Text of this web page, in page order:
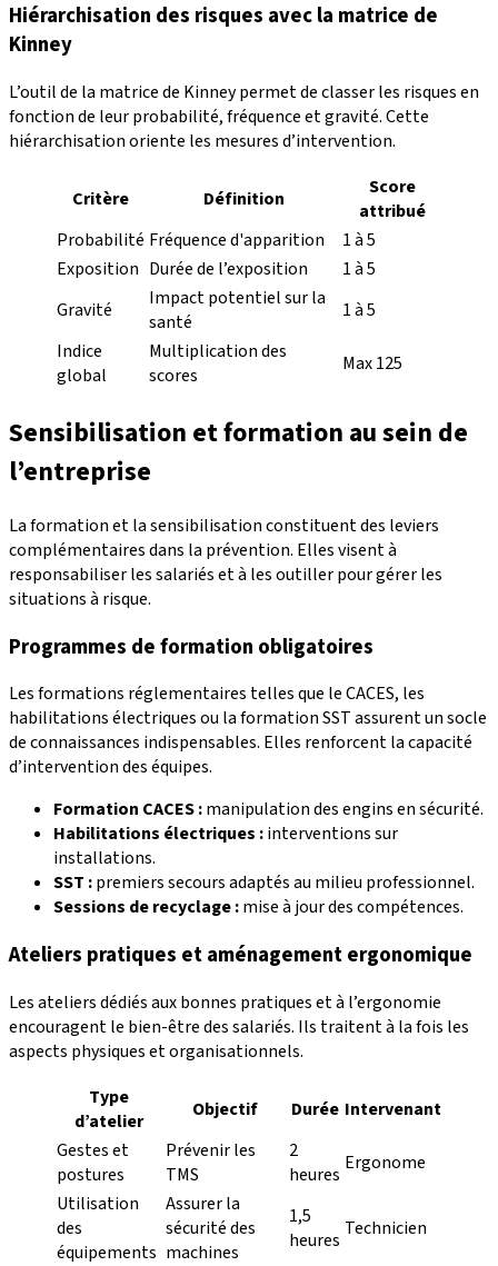
Hiérarchisation des risques avec la matrice de
Kinney
L’outil de la matrice de Kinney permet de classer les risques en
fonction de leur probabilité, fréquence et gravité. Cette
hiérarchisation oriente les mesures d’intervention.
Critère Définition
Score
attribué
Probabilité Fréquence d'apparition
1 à 5
Exposition Durée de l’exposition
1 à 5
Gravité
Impact potentiel sur la
santé
1 à 5
Indice
global
Multiplication des
scores
Max 125
Sensibilisation et formation au sein de
l’entreprise
La formation et la sensibilisation constituent des leviers
complémentaires dans la prévention. Elles visent à
responsabiliser les salariés et à les outiller pour gérer les
situations à risque.
Programmes de formation obligatoires
Les formations réglementaires telles que le CACES, les
habilitations électriques ou la formation SST assurent un socle
de connaissances indispensables. Elles renforcent la capacité
d’intervention des équipes.
Formation CACES :manipulation des engins en sécurité.
Habilitations électriques :interventions sur
installations.
SST :premiers secours adaptés au milieu professionnel.
Sessions de recyclage :mise à jour des compétences.
Ateliers pratiques et aménagement ergonomique
Les ateliers dédiés aux bonnes pratiques et à l’ergonomie
encouragent le bien-être des salariés. Ils traitent à la fois les
aspects physiques et organisationnels.
Type
d’atelier
Objectif Durée Intervenant
Gestes et
postures
Prévenir les
TMS
2
heures Ergonome
Utilisation
des
équipements
Assurer la
sécurité des
machines
1,5
heures Technicien